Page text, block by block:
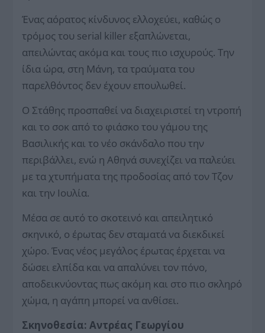
Ένας αόρατος κίνδυνος ελλοχεύει, καθώς ο
τρόμος του serial killer εξαπλώνεται,
απειλώντας ακόμα και τους πιο ισχυρούς. Την
ίδια ώρα, στη Μάνη, τα τραύματα του
παρελθόντος δεν έχουν επουλωθεί.
Ο Στάθης προσπαθεί να διαχειριστεί τη ντροπή
και το σοκ από το φιάσκο του γάμου της
Βασιλικής και το νέο σκάνδαλο που την
περιβάλλει, ενώ η Αθηνά συνεχίζει να παλεύει
με τα χτυπήματα της προδοσίας από τον Τζον
και την Ιουλία.
Μέσα σε αυτό το σκοτεινό και απειλητικό
σκηνικό, ο έρωτας δεν σταματά να διεκδικεί
χώρο. Ένας νέος μεγάλος έρωτας έρχεται να
δώσει ελπίδα και να απαλύνει τον πόνο,
αποδεικνύοντας πως ακόμη και στο πιο σκληρό
χώμα, η αγάπη μπορεί να ανθίσει.
Σκηνοθεσία: Αντρέας Γεωργίου